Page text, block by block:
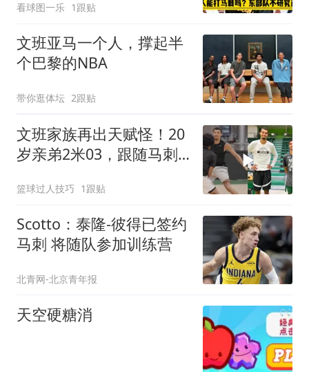
看球图一乐 1跟贴
文班亚马一个人，撑起半
个巴黎的NBA
带你逛体坛 2跟贴
文班家族再出天赋怪！20
岁亲弟2米03，跟随马刺
篮球过人技巧 1跟贴
Scotto：泰隆-彼得已签约
马刺 将随队参加训练营
北青网-北京青年报
天空硬糖消